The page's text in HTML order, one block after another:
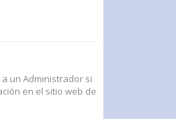
un Administrador si
en el sitio web de